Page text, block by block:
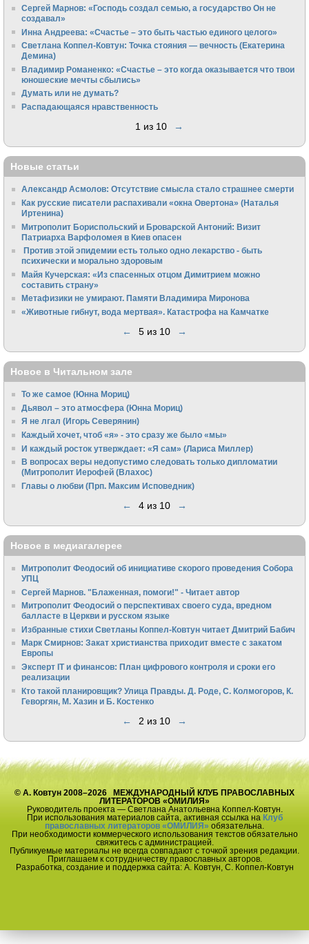
Сергей Марнов: «Господь создал семью, а государство Он не
создавал»
Инна Андреева: «Счастье – это быть частью единого целого»
Светлана Коппел-Ковтун: Точка стояния — вечность (Екатерина
Демина)
Владимир Романенко: «Счастье – это когда оказывается что твои
юношеские мечты сбылись»
Думать или не думать?
Распадающаяся нравственность
1 из 10 →
Новые статьи
Александр Асмолов: Отсутствие смысла стало страшнее смерти
Как русские писатели распахивали «окна Овертона» (Наталья
Иртенина)
Митрополит Бориспольский и Броварской Антоний: Визит
Патриарха Варфоломея в Киев опасен
Против этой эпидемии есть только одно лекарство - быть
психически и морально здоровым
Майя Кучерская: «Из спасенных отцом Димитрием можно
составить страну»
Метафизики не умирают. Памяти Владимира Миронова
«Животные гибнут, вода мертвая». Катастрофа на Камчатке
← 5 из 10 →
Новое в Читальном зале
То же самое (Юнна Мориц)
Дьявол – это атмосфера (Юнна Мориц)
Я не лгал (Игорь Северянин)
Каждый хочет, чтоб «я» - это сразу же было «мы»
И каждый росток утверждает: «Я сам» (Лариса Миллер)
В вопросах веры недопустимо следовать только дипломатии
(Митрополит Иерофей (Влахос)
Главы о любви (Прп. Максим Исповедник)
← 4 из 10 →
Новое в медиагалерее
Митрополит Феодосий об инициативе скорого проведения Собора
УПЦ
Сергей Марнов. "Блаженная, помоги!" - Читает автор
Митрополит Феодосий о перспективах своего суда, вредном
балласте в Церкви и русском языке
Избранные стихи Светланы Коппел-Ковтун читает Дмитрий Бабич
Марк Смирнов: Закат христианства приходит вместе с закатом
Европы
Эксперт IT и финансов: План цифрового контроля и сроки его
реализации
Кто такой планировщик? Улица Правды. Д. Роде, С. Колмогоров, К.
Геворгян, М. Хазин и Б. Костенко
← 2 из 10 →
© А. Ковтун 2008–2026 МЕЖДУНАРОДНЫЙ КЛУБ ПРАВОСЛАВНЫХ
ЛИТЕРАТОРОВ «ОМИЛИЯ»
Руководитель проекта — Светлана Анатольевна Коппел-Ковтун.
При использования материалов сайта, активная ссылка на Клуб
православных литераторов «ОМИЛИЯ» обязательна.
При необходимости коммерческого использования текстов обязательно
свяжитесь с администрацией.
Публикуемые материалы не всегда совпадают с точкой зрения редакции.
Приглашаем к сотрудничеству православных авторов.
Разработка, создание и поддержка сайта: А. Ковтун, С. Коппел-Ковтун